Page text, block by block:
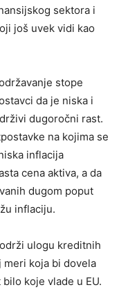
sektora i
još uvek vidi kao
stope
da je niska i
dugoročni rast.
na kojima se
inflacija
cena aktiva, a da
dugom poput
inflaciju.
ulogu kreditnih
meri koja bi dovela
koje vlade u EU.